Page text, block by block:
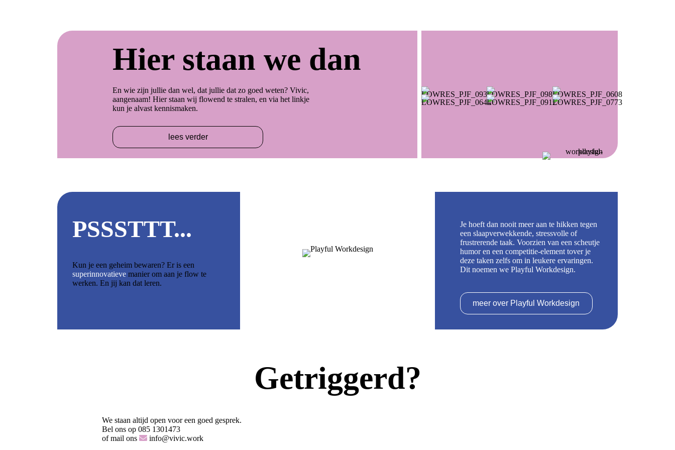
Hier staan we dan
En wie zijn jullie dan wel, dat jullie dat zo goed weten? Vivic,
aangenaam! Hier staan wij flowend te stralen, en via het linkje
kun je alvast kennismaken.
lees verder
PSSSTTT...
Kun je een geheim bewaren? Er is een
superinnovatieve manier om aan je flow te
werken. En jij kan dat leren.
Je hoeft dan nooit meer aan te hikken tegen
een slaapverwekkende, stressvolle of
frustrerende taak. Voorzien van een scheutje
humor en een competitie-element tover je
deze taken zelfs om in leukere ervaringen.
Dit noemen we Playful Workdesign.
meer over Playful Workdesign
Getriggerd?
We staan altijd open voor een goed gesprek.
Bel ons op 085 1301473
of mail ons
info@vivic.work